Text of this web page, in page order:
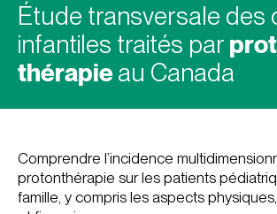
Étude transversale des
infantiles traités par
thérapieau Canada
Comprendre l’incidence
protonthérapie sur les patients
famille, y compris les aspects